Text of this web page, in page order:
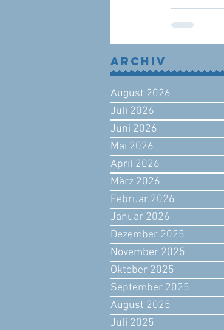
Archiv
August 2026
Juli 2026
Juni 2026
Mai 2026
April 2026
März 2026
Februar 2026
Januar 2026
Dezember 2025
November 2025
Oktober 2025
September 2025
August 2025
Juli 2025